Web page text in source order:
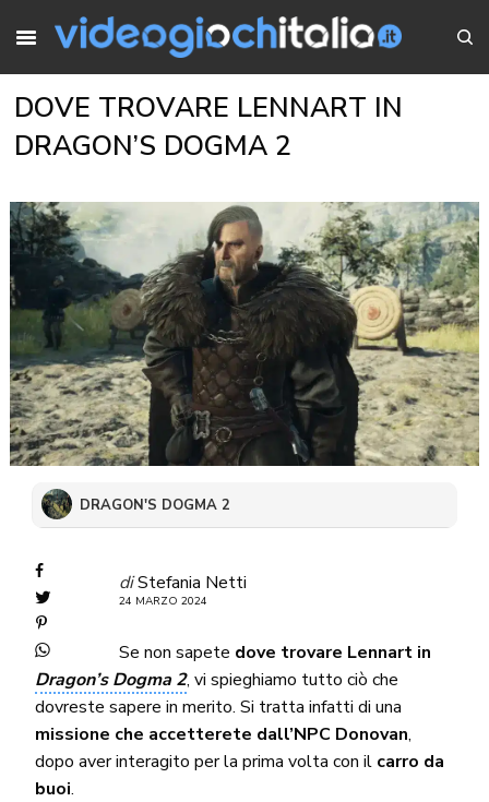
DOVE TROVARE LENNART IN
DRAGON’S DOGMA 2
DRAGON'S DOGMA 2
diStefania Netti
24 MARZO 2024
Se non sapete dove trovare Lennart in
Dragon’s Dogma 2, vi spieghiamo tutto ciò che
dovreste sapere in merito. Si tratta infatti di una
missione che accetterete dall’NPC Donovan,
dopo aver interagito per la prima volta con il carro da
buoi.